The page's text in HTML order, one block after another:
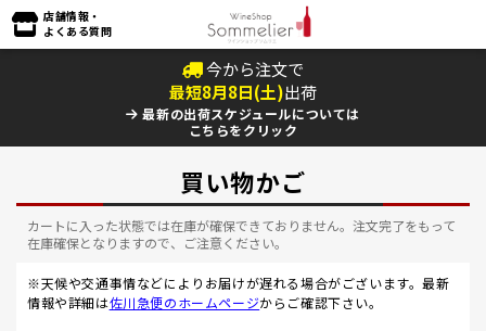
店舗情報・
よくある質問
今から注文で
最短8月8日(土)出荷
最新の出荷スケジュールについては
こちらをクリック
買い物かご
カートに入った状態では在庫が確保できておりません。注文完了をもって
在庫確保となりますので、ご注意ください。
※天候や交通事情などによりお届けが遅れる場合がございます。最新
情報や詳細は佐川急便のホームページからご確認下さい。